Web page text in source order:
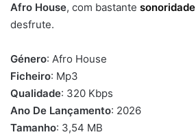
Afro House, com bastante sonoridade
desfrute.
Género: Afro House
Ficheiro: Mp3
Qualidade: 320 Kbps
Ano De Lançamento: 2026
Tamanho: 3,54 MB